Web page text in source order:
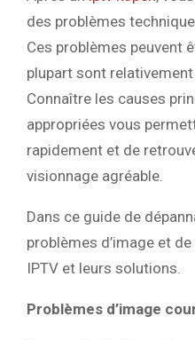
des problèmes
Ces problèmes peuvent
plupart sont
Connaître les causes
appropriées vous
rapidement et de
visionnage agréable.
Dans ce guide de
problèmes d’image et
IPTV et leurs solutions.
Problèmes d’image